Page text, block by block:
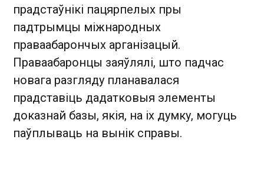
прадстаўнікі пацярпелых пры
падтрымцы міжнародных
праваабарончых арганізацый.
Праваабаронцы заяўлялі, што падчас
новага разгляду планавалася
прадставіць дадатковыя элементы
доказнай базы, якія, на іх думку, могуць
паўплываць на вынік справы.